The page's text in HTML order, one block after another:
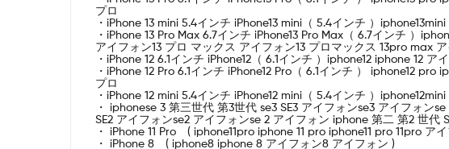
プロ
・iPhone 13 mini 5.4インチ iPhone13 mini（ 5.4インチ ）
・iPhone 13 Pro Max 6.7インチ iPhone13 Pro Max（ 6.7インチ ）
アイフォン13 プロ マックス アイフォン13 プロマックス 13pro max
・iPhone 12 6.1インチ iPhone12（ 6.1インチ ）iphone12 iphone 12 ア
・iPhone 12 Pro 6.1インチ iPhone12 Pro（ 6.1インチ ） iphone12
プロ
・iPhone 12 mini 5.4インチ iPhone12 mini（ 5.4インチ ）
・ iphonese 3 第三世代 第3世代 se3 SE3 アイフォンse3 アイフォ
SE2 アイフォンse2 アイフォンse 2 アイフォン iphone 第二 第2 世代
・ iPhone 11 Pro ( iphone11pro iphone 11 pro iphone11 pro 11pro ア
・ iPhone 8 ( iphone8 iphone 8 アイフォン8 アイフォン )